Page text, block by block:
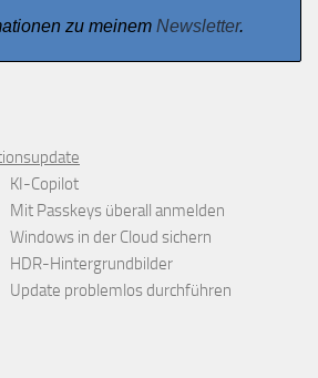
zu meinem Newsletter.
KI-Copilot
Mit Passkeys überall anmelden
Windows in der Cloud sichern
HDR-Hintergrundbilder
Update problemlos durchführen